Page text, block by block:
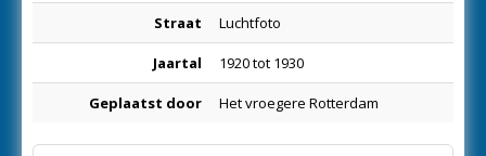
Straat Luchtfoto
Jaartal 1920 tot 1930
Geplaatst door Het vroegere Rotterdam